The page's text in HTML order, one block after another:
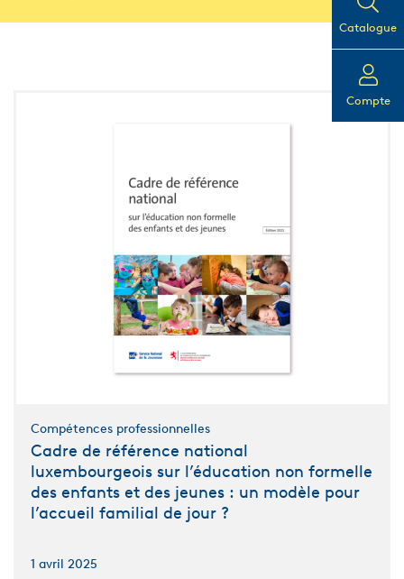
Catalogue
Compte
Compétences professionnelles
Cadre de référence national
luxembourgeois sur l’éducation non formelle
des enfants et des jeunes : un modèle pour
l’accueil familial de jour ?
1 avril 2025